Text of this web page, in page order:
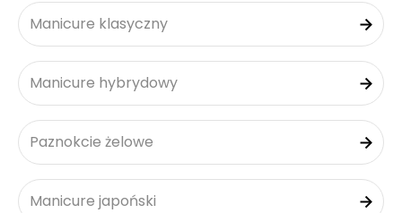
Manicure klasyczny
Manicure hybrydowy
Paznokcie żelowe
Manicure japoński